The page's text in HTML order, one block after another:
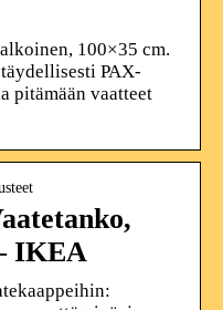
100×35 cm.
PAX-
pitämään vaatteet
IKEA